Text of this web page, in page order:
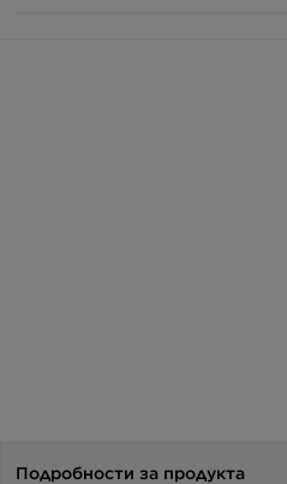
Подробности за продукта